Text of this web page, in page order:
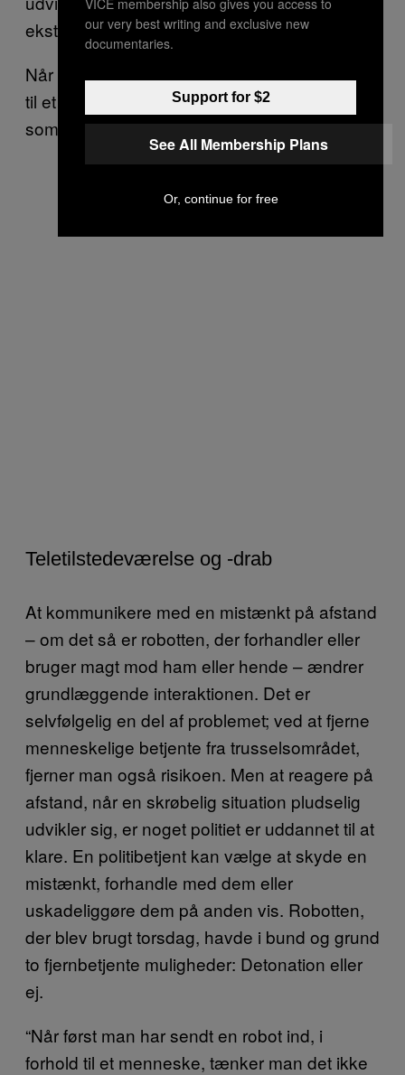
ekstraordinære situationer.”
Når først man har sendt en robot ind, i forhold
til et menneske, tænker man det ikke længere
som en forhandling mellem mennesker
Teletilstedeværelse og -drab
At kommunikere med en mistænkt på afstand
– om det så er robotten, der forhandler eller
bruger magt mod ham eller hende – ændrer
grundlæggende interaktionen. Det er
selvfølgelig en del af problemet; ved at fjerne
menneskelige betjente fra trusselsområdet,
fjerner man også risikoen. Men at reagere på
afstand, når en skrøbelig situation pludselig
udvikler sig, er noget politiet er uddannet til at
klare. En politibetjent kan vælge at skyde en
mistænkt, forhandle med dem eller
uskadeliggøre dem på anden vis. Robotten,
der blev brugt torsdag, havde i bund og grund
to fjernbetjente muligheder: Detonation eller
ej.
“Når først man har sendt en robot ind, i
forhold til et menneske, tænker man det ikke
our very best writing and exclusive new
documentaries.
Support for $2
See All Membership Plans
Or, continue for free